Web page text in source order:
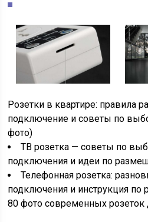
Розетки в квартире: правила
подключение и советы по
фото)
ТВ розетка — советы по
подключения и идеи по
Телефонная розетка:
подключения и инструкция по
80 фото современных розеток